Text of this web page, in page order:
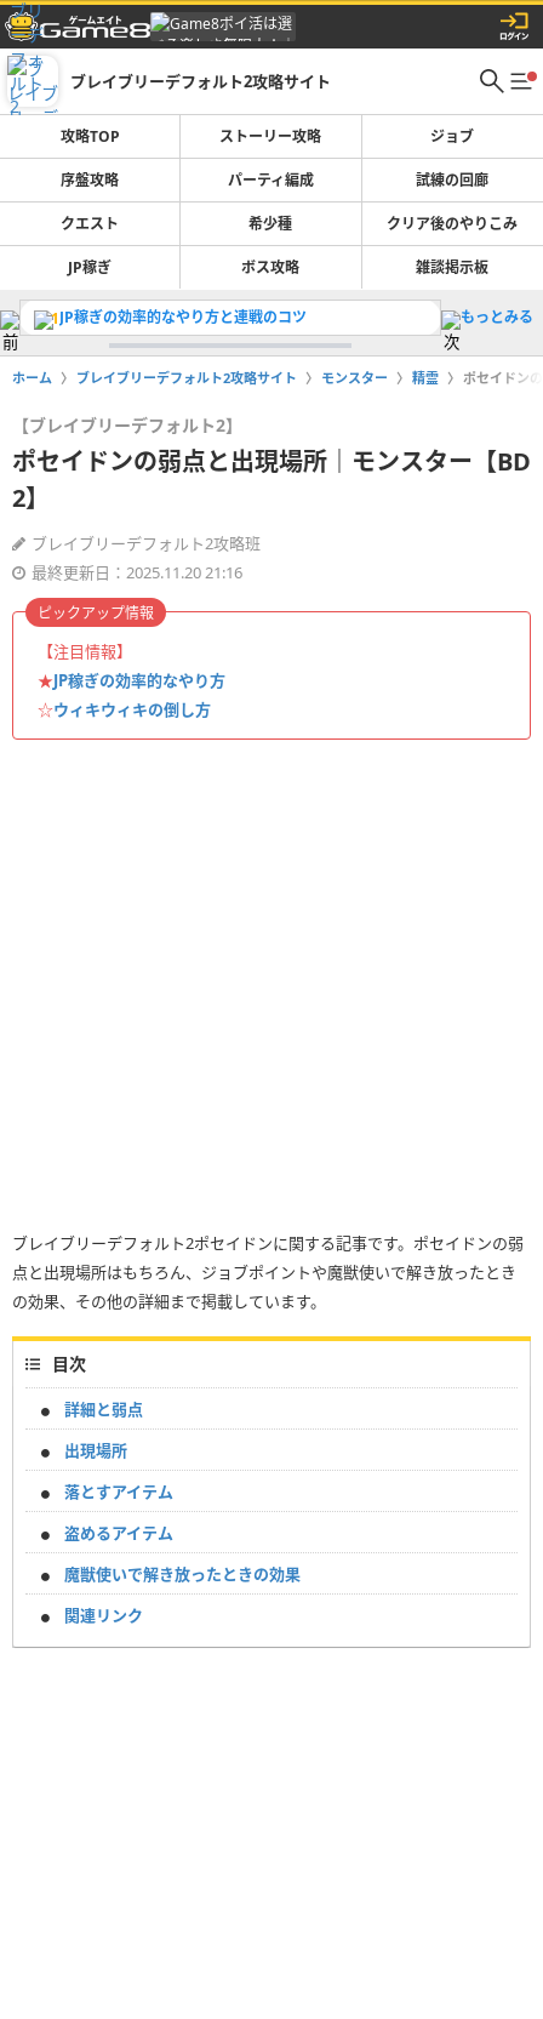
ブレイブリーデフォルト2攻略サイト
攻略TOP ストーリー攻略 ジョブ
序盤攻略 パーティ編成 試練の回廊
クエスト 希少種 クリア後のやりこみ
JP稼ぎ ボス攻略 雑談掲示板
1JP稼ぎの効率的なやり方と連戦のコツ 2記憶の
もっとみる
ホーム ブレイブリーデフォルト2攻略サイト モンスター 精霊 ポセイドン
【ブレイブリーデフォルト2】
ポセイドンの弱点と出現場所｜モンスター【BD
2】
ブレイブリーデフォルト2攻略班
最終更新日：2025.11.20 21:16
【注目情報】
★JP稼ぎの効率的なやり方
☆ウィキウィキの倒し方
ピックアップ情報
ブレイブリーデフォルト2ポセイドンに関する記事です。ポセイドンの弱
点と出現場所はもちろん、ジョブポイントや魔獣使いで解き放ったとき
の効果、その他の詳細まで掲載しています。
目次
詳細と弱点
出現場所
落とすアイテム
盗めるアイテム
魔獣使いで解き放ったときの効果
関連リンク